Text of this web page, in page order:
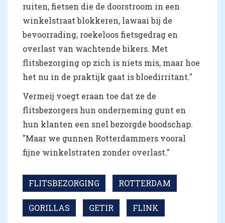
ruiten, fietsen die de doorstroom in een
winkelstraat blokkeren, lawaai bij de
bevoorrading, roekeloos fietsgedrag en
overlast van wachtende bikers. Met
flitsbezorging op zich is niets mis, maar hoe
het nu in de praktijk gaat is bloedirritant."
Vermeij voegt eraan toe dat ze de
flitsbezorgers hun onderneming gunt en
hun klanten een snel bezorgde boodschap.
"Maar we gunnen Rotterdammers vooral
fijne winkelstraten zonder overlast."
FLITSBEZORGING ROTTERDAM
GORILLAS GETIR FLINK